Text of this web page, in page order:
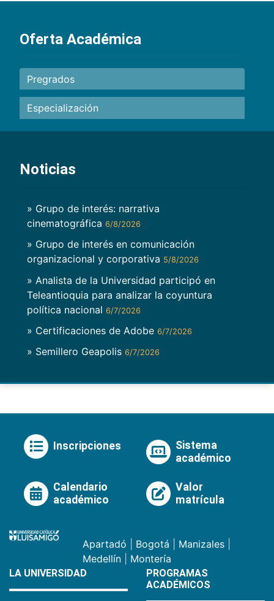
Oferta Académica
Pregrados
Especialización
Noticias
» Grupo de interés: narrativa
cinematográfica 6/8/2026
» Grupo de interés en comunicación
organizacional y corporativa 5/8/2026
» Analista de la Universidad participó en
Teleantioquia para analizar la coyuntura
política nacional 6/7/2026
» Certificaciones de Adobe 6/7/2026
» Semillero Geapolis 6/7/2026
Inscripciones
Sistema
académico
Calendario
académico
Valor
matrícula
Apartadó Bogotá Manizales
Medellín
Montería
LA UNIVERSIDAD
PROGRAMAS
ACADÉMICOS